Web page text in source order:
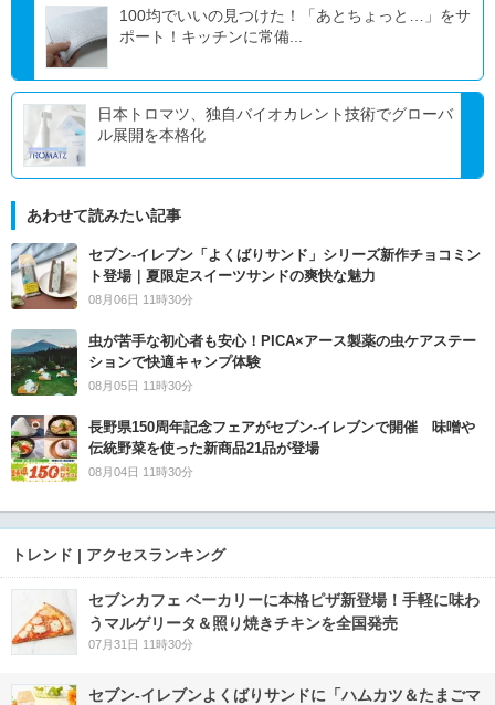
100均でいいの見つけた！「あとちょっと…」をサ
ポート！キッチンに常備...
日本トロマツ、独自バイオカレント技術でグローバ
ル展開を本格化
あわせて読みたい記事
セブン‐イレブン「よくばりサンド」シリーズ新作チョコミン
ト登場｜夏限定スイーツサンドの爽快な魅力
08月06日 11時30分
虫が苦手な初心者も安心！PICA×アース製薬の虫ケアステー
ションで快適キャンプ体験
08月05日 11時30分
長野県150周年記念フェアがセブン-イレブンで開催 味噌や
伝統野菜を使った新商品21品が登場
08月04日 11時30分
トレンド | アクセスランキング
セブンカフェ ベーカリーに本格ピザ新登場！手軽に味わ
うマルゲリータ＆照り焼きチキンを全国発売
07月31日 11時30分
セブン‐イレブンよくばりサンドに「ハムカツ＆たまごマ